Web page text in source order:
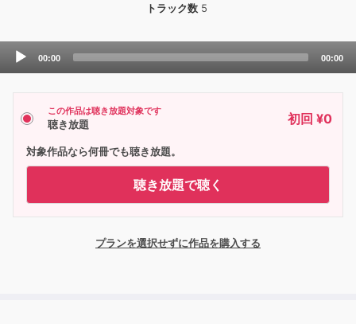
トラック数 5
Audio
00:00 00:00
この作品は聴き放題対象です
聴き放題 初回 ¥0
対象作品なら何冊でも聴き放題。
聴き放題で聴く
プランを選択せずに作品を購入する